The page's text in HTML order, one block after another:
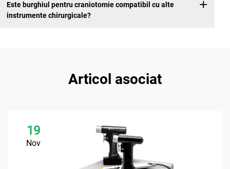
Este burghiul pentru craniotomie compatibil cu alte
instrumente chirurgicale?
Articol asociat
19
Nov